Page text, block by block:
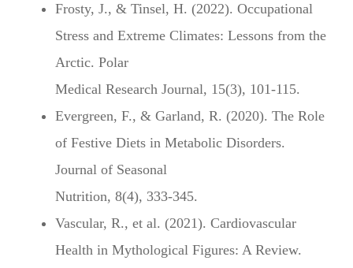
Frosty, J., & Tinsel, H. (2022). Occupational
Stress and Extreme Climates: Lessons from the
Arctic. Polar
Medical Research Journal, 15(3), 101-115.
Evergreen, F., & Garland, R. (2020). The Role
of Festive Diets in Metabolic Disorders.
Journal of Seasonal
Nutrition, 8(4), 333-345.
Vascular, R., et al. (2021). Cardiovascular
Health in Mythological Figures: A Review.